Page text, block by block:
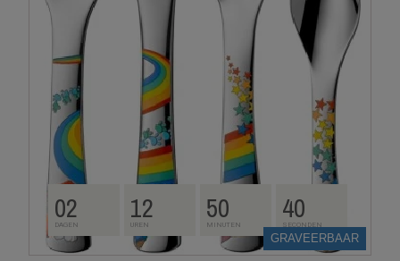
GRAVEERBAAR
02
DAGEN 12
UREN 50
MINUTEN 39
SECONDEN